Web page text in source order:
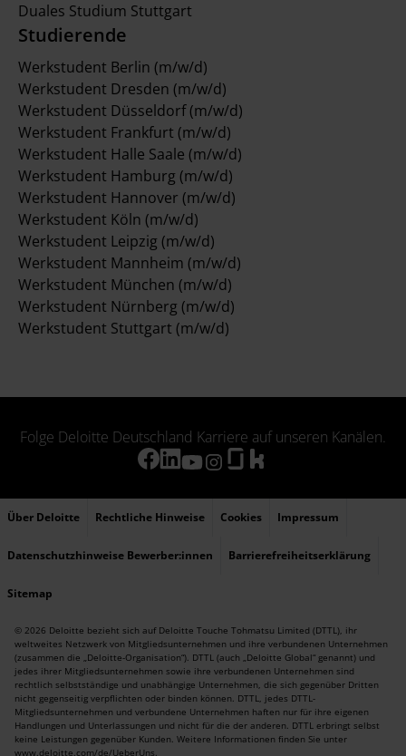
Duales Studium Stuttgart
Studierende
Werkstudent Berlin (m/w/d)
Werkstudent Dresden (m/w/d)
Werkstudent Düsseldorf (m/w/d)
Werkstudent Frankfurt (m/w/d)
Werkstudent Halle Saale (m/w/d)
Werkstudent Hamburg (m/w/d)
Werkstudent Hannover (m/w/d)
Werkstudent Köln (m/w/d)
Werkstudent Leipzig (m/w/d)
Werkstudent Mannheim (m/w/d)
Werkstudent München (m/w/d)
Werkstudent Nürnberg (m/w/d)
Werkstudent Stuttgart (m/w/d)
Folge Deloitte Deutschland Karriere auf unseren Kanälen.
Über Deloitte Rechtliche Hinweise Cookies Impressum
Datenschutzhinweise Bewerber:innen Barrierefreiheitserklärung
Sitemap
© 2026 Deloitte bezieht sich auf Deloitte Touche Tohmatsu Limited (DTTL), ihr
weltweites Netzwerk von Mitgliedsunternehmen und ihre verbundenen Unternehmen
(zusammen die „Deloitte-Organisation“). DTTL (auch „Deloitte Global“ genannt) und
jedes ihrer Mitgliedsunternehmen sowie ihre verbundenen Unternehmen sind
rechtlich selbstständige und unabhängige Unternehmen, die sich gegenüber Dritten
nicht gegenseitig verpflichten oder binden können. DTTL, jedes DTTL-
Mitgliedsunternehmen und verbundene Unternehmen haften nur für ihre eigenen
Handlungen und Unterlassungen und nicht für die der anderen. DTTL erbringt selbst
keine Leistungen gegenüber Kunden. Weitere Informationen finden Sie unter
www.deloitte.com/de/UeberUns.